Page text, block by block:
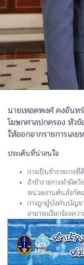
นายเทอดพงศ์ คงจันท
โฆษกศาลปกครอง หัวข้
ให้ออกจากราชการเลย
ประเด็นที่น่าสนใจ
การเป็นข้าราชกา
ถ้าข้าราชการทำผิด
หน่วยงานต้นสังกัด
การถูกผู้บังคับบัญช
สามารถเรียกร้องค